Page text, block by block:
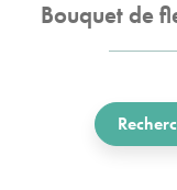
Bouquet de